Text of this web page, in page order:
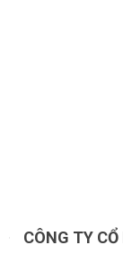
CÔNG TY